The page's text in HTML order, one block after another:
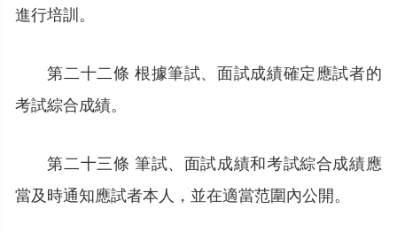
進行培訓。
第二十二條 根據筆試、面試成績確定應試者的
考試綜合成績。
第二十三條 筆試、面試成績和考試綜合成績應
當及時通知應試者本人，並在適當范圍內公開。